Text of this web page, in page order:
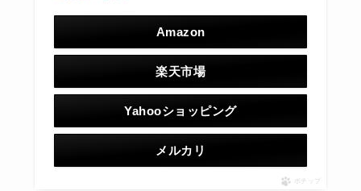
Amazon
楽天市場
Yahooショッピング
メルカリ
ポチップ